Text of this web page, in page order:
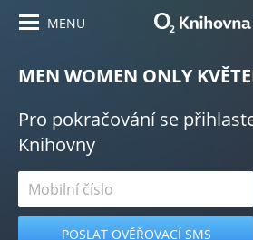
MENU
MEN WOMEN ONLY
Pro pokračování se
Knihovny